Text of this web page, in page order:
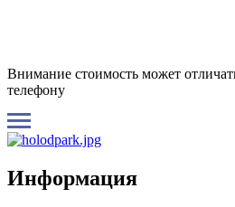
Внимание стоимость может
телефону
Информация